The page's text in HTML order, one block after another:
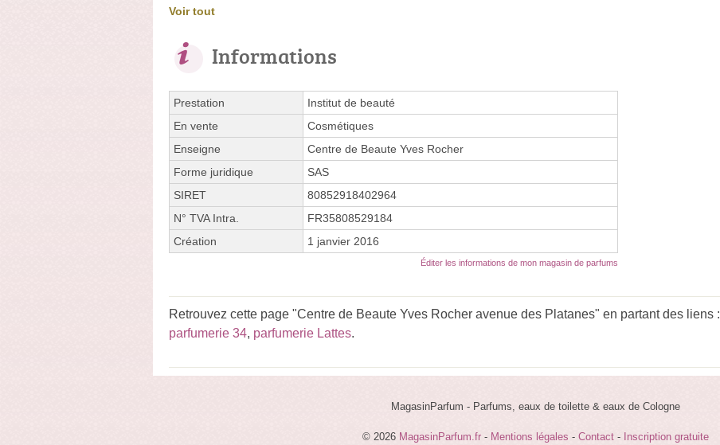
Voir tout
Informations
Prestation
Institut de beauté
En vente
Cosmétiques
Enseigne
Centre de Beaute Yves Rocher
Forme juridique
SAS
SIRET
80852918402964
N° TVA Intra.
FR35808529184
Création
1 janvier 2016
Éditer les informations de mon magasin de parfums
Retrouvez cette page "Centre de Beaute Yves Rocher avenue des Platanes" en partant des liens :
parfumerie 34, parfumerie Lattes.
MagasinParfum - Parfums, eaux de toilette & eaux de Cologne
© 2026 MagasinParfum.fr - Mentions légales - Contact- Inscription gratuite